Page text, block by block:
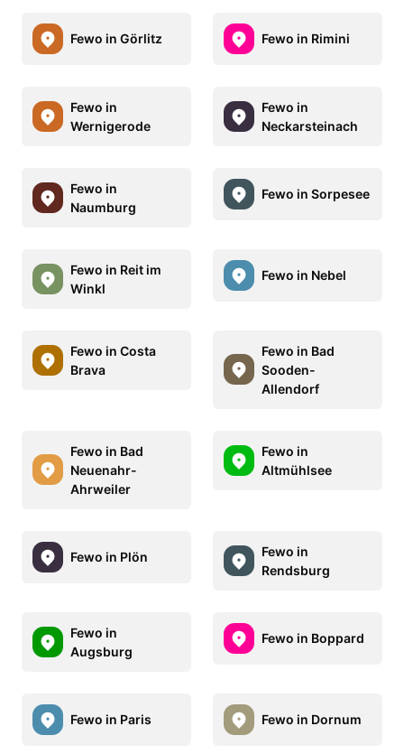
Fewo in Görlitz Fewo in Rimini
Fewo in
Wernigerode
Fewo in
Neckarsteinach
Fewo in
Naumburg
Fewo in Sorpesee
Fewo in Reit im
Winkl
Fewo in Nebel
Fewo in Costa
Brava
Fewo in Bad
Sooden-
Allendorf
Fewo in Bad
Neuenahr-
Ahrweiler
Fewo in
Altmühlsee
Fewo in Plön
Fewo in
Rendsburg
Fewo in
Augsburg
Fewo in Boppard
Fewo in Paris Fewo in Dornum